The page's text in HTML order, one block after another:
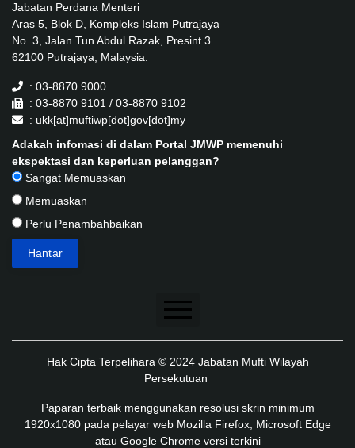
Jabatan Perdana Menteri
Aras 5, Blok D, Kompleks Islam Putrajaya
No. 3, Jalan Tun Abdul Razak, Presint 3
62100 Putrajaya, Malaysia.
: 03-8870 9000
: 03-8870 9101 / 03-8870 9102
: ukk[at]muftiwp[dot]gov[dot]my
Adakah infomasi di dalam Portal JMWP memenuhi
ekspektasi dan keperluan pelanggan?
Sangat Memuaskan
Memuaskan
Perlu Penambahbaikan
Penafian
Dasar Keselamatan
Dasar Privasi
Dasar Privasi Aplikasi
Hak Cipta Terpelihara © 2024 Jabatan Mufti Wilayah
Persekutuan
Paparan terbaik menggunakan resolusi skrin minimum
1920x1080 pada pelayar web Mozilla Firefox, Microsoft Edge
atau Google Chrome versi terkini